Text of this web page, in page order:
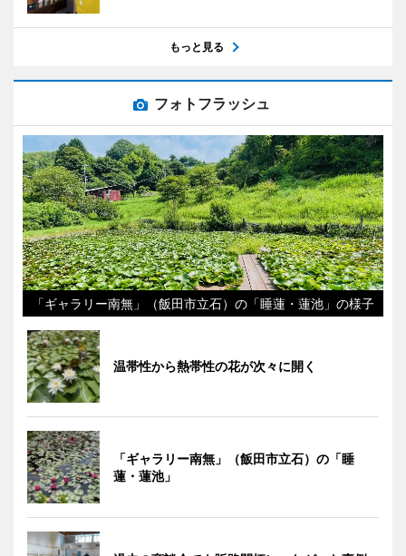
もっと見る
フォトフラッシュ
「ギャラリー南無」（飯田市立石）の「睡蓮・蓮池」の様子
温帯性から熱帯性の花が次々に開く
「ギャラリー南無」（飯田市立石）の「睡
蓮・蓮池」